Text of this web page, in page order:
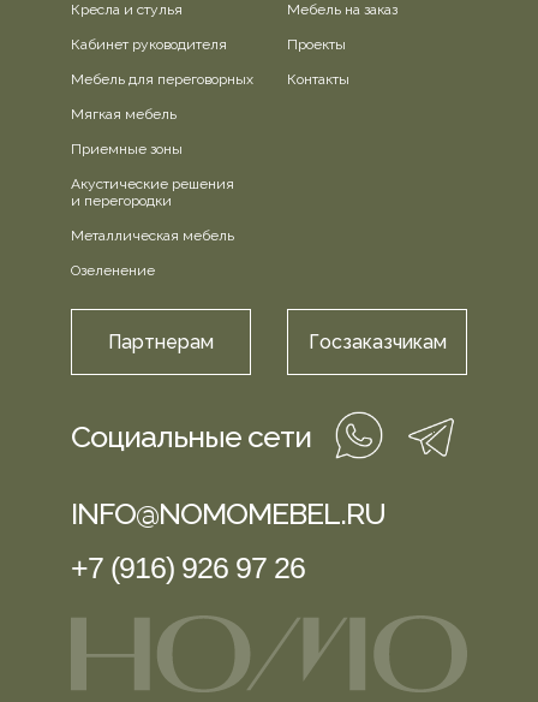
INFO@NOMOMEBEL.RU
+7 (916) 926 97 26
Социальные сети
Акустические решения
и перегородки
Озеленение
Металлическая мебель
Приемные зоны
Мягкая мебель
Мебель для переговорных
Кабинет руководителя
Кресла и стулья
Проекты
Контакты
Мебель на заказ
Госзаказчикам
Партнерам